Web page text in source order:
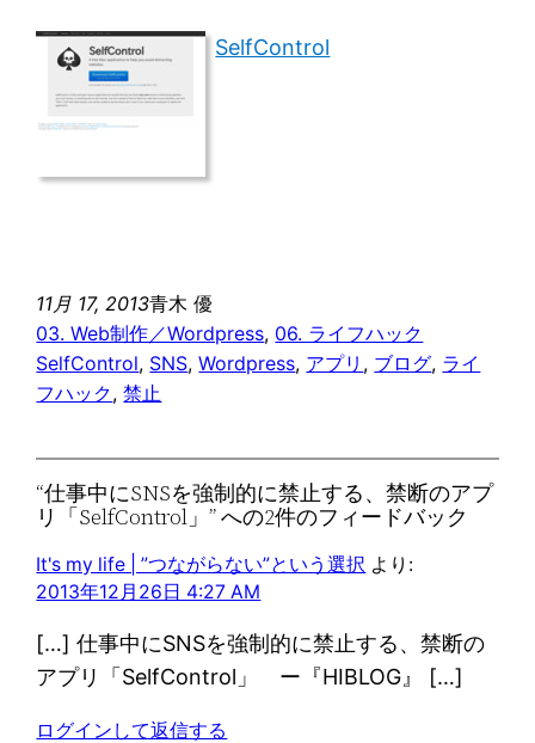
SelfControl
11月 17, 2013青木 優
03. Web制作／Wordpress, 06. ライフハック
SelfControl, SNS, Wordpress, アプリ , ブログ, ライ
フハック, 禁止
“仕事中にSNSを強制的に禁止する、禁断のアプ
リ「SelfControl」” への2件のフィードバック
It's my life | ”つながらない”という選択 より:
2013年12月26日 4:27 AM
[…] 仕事中にSNSを強制的に禁止する、禁断の
アプリ「SelfControl」 ー『HIBLOG』 […]
ログインして返信する